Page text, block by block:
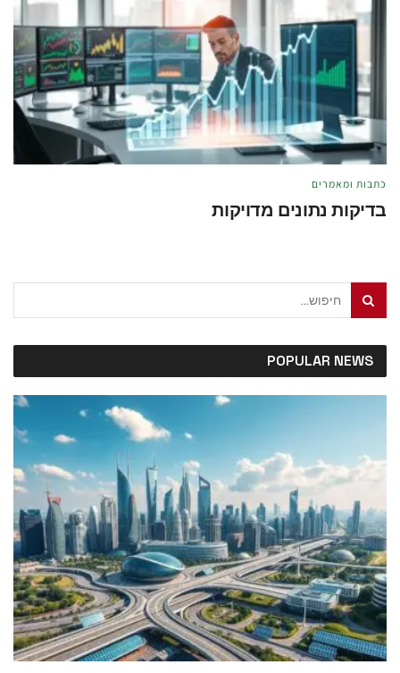
כתבות ומאמרים
בדיקות נתונים מדויקות
POPULAR NEWS